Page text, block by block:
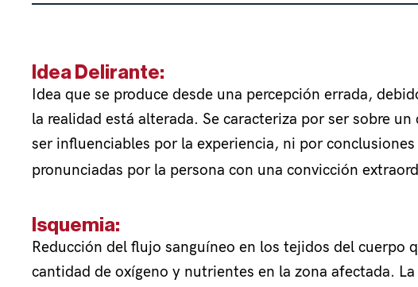
Idea Delirante:
Idea que se produce desde una percepción errada,
la realidad está alterada. Se caracteriza por ser sobre
ser influenciables por la experiencia, ni por
pronunciadas por la persona con una convicción
Isquemia:
Reducción del flujo sanguíneo en los tejidos del cuerpo
cantidad de oxígeno y nutrientes en la zona afectada.